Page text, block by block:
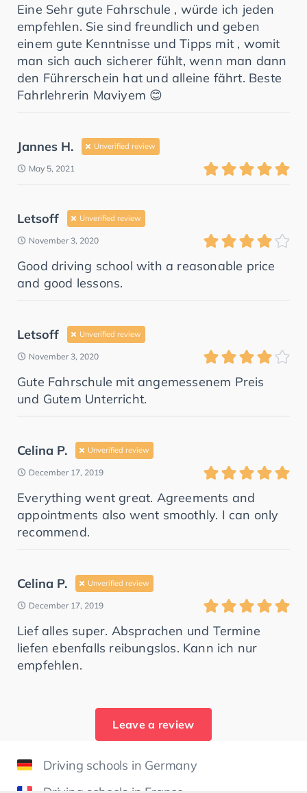
Eine Sehr gute Fahrschule , würde ich jeden
empfehlen. Sie sind freundlich und geben
einem gute Kenntnisse und Tipps mit , womit
man sich auch sicherer fühlt, wenn man dann
den Führerschein hat und alleine fährt. Beste
Fahrlehrerin Maviyem 😊
Jannes H. Unverified review
May 5, 2021
Letsoff Unverified review
November 3, 2020
Good driving school with a reasonable price
and good lessons.
Letsoff Unverified review
November 3, 2020
Gute Fahrschule mit angemessenem Preis
und Gutem Unterricht.
Celina P. Unverified review
December 17, 2019
Everything went great. Agreements and
appointments also went smoothly. I can only
recommend.
Celina P. Unverified review
December 17, 2019
Lief alles super. Absprachen und Termine
liefen ebenfalls reibungslos. Kann ich nur
empfehlen.
Leave a review
Driving schools in Germany